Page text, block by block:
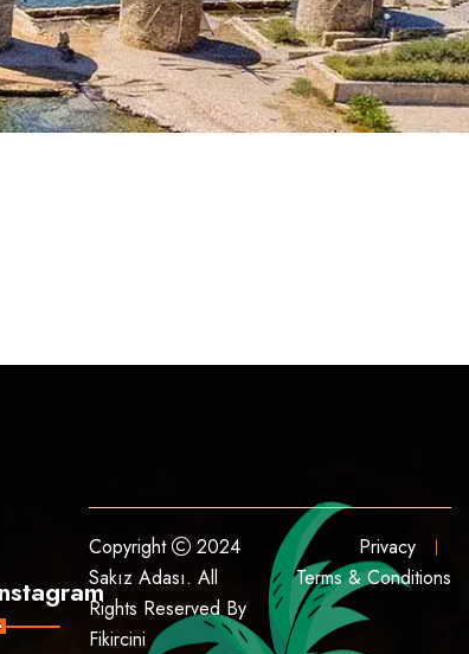
Copyright
2024
Sakız Adası. All
Rights Reserved By
Fikircini
Privacy
Terms & Conditions